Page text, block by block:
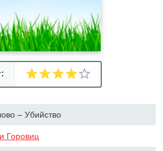
– Убийство
Горовиц